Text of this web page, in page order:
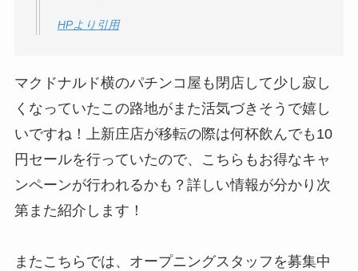
HPより引用
マクドナルド横のパチンコ屋も閉店して少し寂し
くなっていたこの路地がまた活気づきそうで嬉し
いですね！上新庄店が移転の際は何杯飲んでも10
円セールを行っていたので、こちらもお得なキャ
ンペーンが行われるかも？詳しい情報が分かり次
第また紹介します！
またこちらでは、オープニングスタッフを募集中